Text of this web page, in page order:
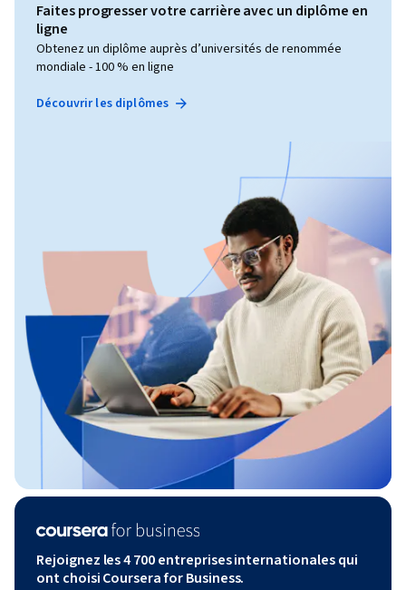
Faites progresser votre carrière avec un diplôme en
ligne
Obtenez un diplôme auprès d’universités de renommée
mondiale - 100 % en ligne
Découvrir les diplômes
Rejoignez les 4 700 entreprises internationales qui
ont choisi Coursera for Business.